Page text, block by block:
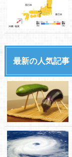
最新の人気記事